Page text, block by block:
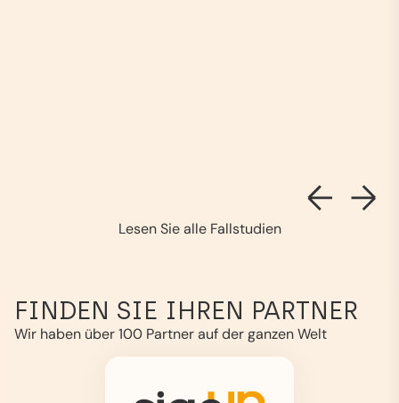
Lesen Sie alle Fallstudien
FINDEN SIE IHREN PARTNER
Wir haben über 100 Partner auf der ganzen Welt